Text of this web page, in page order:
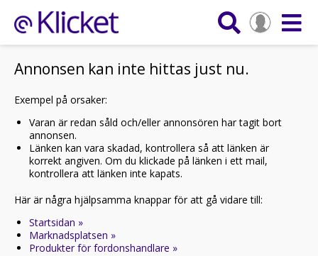
Annonsen kan inte hittas just nu.
Exempel på orsaker:
Varan är redan såld och/eller annonsören har tagit bort
annonsen.
Länken kan vara skadad, kontrollera så att länken är
korrekt angiven. Om du klickade på länken i ett mail,
kontrollera att länken inte kapats.
Här är några hjälpsamma knappar för att gå vidare till:
Startsidan »
Marknadsplatsen »
Produkter för fordonshandlare »